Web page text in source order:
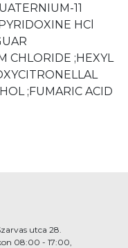
11
HCl
CHLORIDE ;HEXYL
;FUMARIC ACID
utca 28.
08:00 - 17:00,